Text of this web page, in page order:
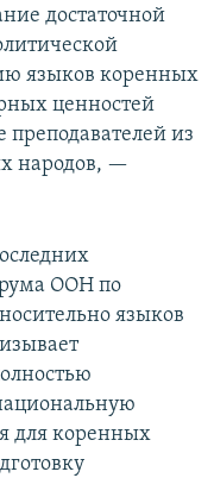
достаточной
языков коренных
ценностей
преподавателей из
народов, —
ООН по
языков
для коренных